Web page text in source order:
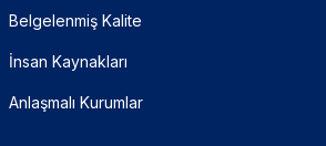
Belgelenmiş Kalite
İnsan Kaynakları
Anlaşmalı Kurumlar